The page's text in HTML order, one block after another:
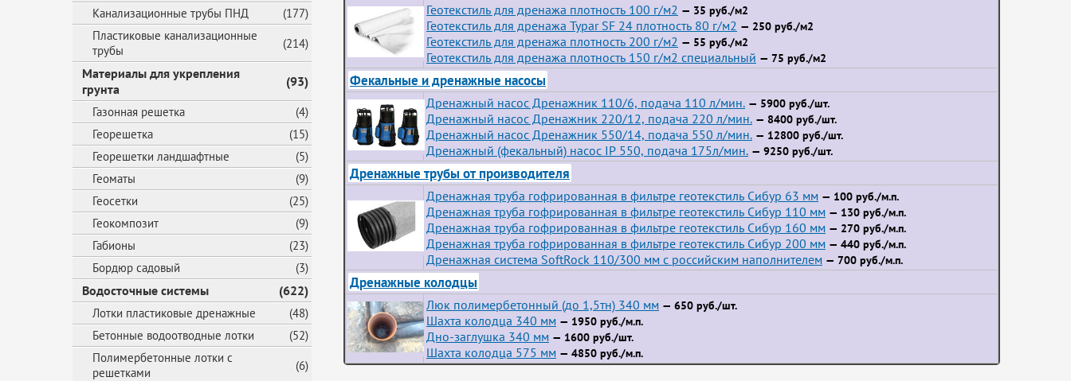
Канализационные трубы ПНД
(177)
Пластиковые канализационные
трубы
(214)
Материалы для укрепления
грунта
(93)
Газонная решетка
(4)
Георешетка
(15)
Георешетки ландшафтные
(5)
Геоматы
(9)
Геосетки
(25)
Геокомпозит
(9)
Габионы
(23)
Бордюр садовый
(3)
Водосточные системы (622)
Лотки пластиковые дренажные
(48)
Бетонные водоотводные лотки
(52)
Полимербетонные лотки с
решетками
(6)
Геотекстиль для дренажа плотность 100 г/м2 — 35 руб./м2
Геотекстиль для дренажа Typar SF 24 плотность 80 г/м2 — 250 руб./м2
Геотекстиль для дренажа плотность 200 г/м2 — 55 руб./м2
Геотекстиль для дренажа плотность 150 г/м2 специальный — 75 руб./м2
Фекальные и дренажные насосы
Дренажный насос Дренажник 110/6, подача 110 л/мин. — 5900 руб./шт.
Дренажный насос Дренажник 220/12, подача 220 л/мин. — 8400 руб./шт.
Дренажный насос Дренажник 550/14, подача 550 л/мин. — 12800 руб./шт.
Дренажный (фекальный) насос IP 550, подача 175л/мин. — 9250 руб./шт.
Дренажные трубы от производителя
Дренажная труба гофрированная в фильтре геотекстиль Сибур 63 мм — 100 руб./м.п.
Дренажная труба гофрированная в фильтре геотекстиль Сибур 110 мм — 130 руб./м.п.
Дренажная труба гофрированная в фильтре геотекстиль Сибур 160 мм — 270 руб./м.п.
Дренажная труба гофрированная в фильтре геотекстиль Сибур 200 мм — 440 руб./м.п.
Дренажная система SoftRock 110/300 мм с российским наполнителем — 700 руб./м.п.
Дренажные колодцы
Люк полимербетонный (до 1,5тн) 340 мм — 650 руб./шт.
Шахта колодца 340 мм — 1950 руб./м.п.
Дно-заглушка 340 мм — 1600 руб./шт.
Шахта колодца 575 мм — 4850 руб./м.п.